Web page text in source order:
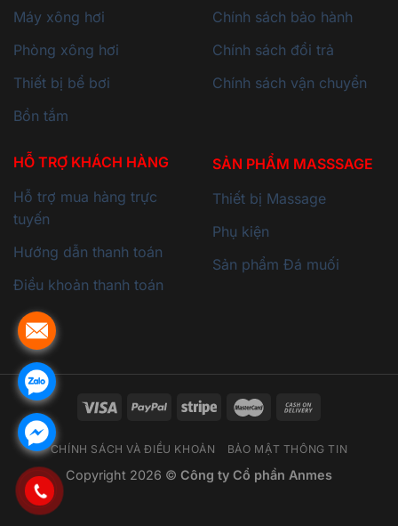
Máy xông hơi
Phòng xông hơi
Thiết bị bể bơi
Bồn tắm
HỖ TRỢ KHÁCH HÀNG
Hỗ trợ mua hàng trực
tuyến
Hướng dẫn thanh toán
Điều khoản thanh toán
Chính sách bảo hành
Chính sách đổi trả
Chính sách vận chuyển
SẢN PHẨM MASSSAGE
Thiết bị Massage
Phụ kiện
Sản phẩm Đá muối
CHÍNH SÁCH VÀ ĐIỀU KHOẢN BẢO MẬT THÔNG TIN
Copyright 2026 © Công ty Cổ phần Anmes